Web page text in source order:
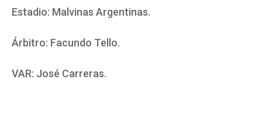
Estadio: Malvinas Argentinas.
Árbitro: Facundo Tello.
VAR: José Carreras.